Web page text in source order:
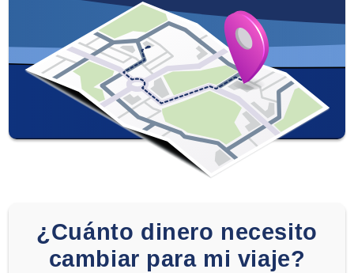
¿Cuánto dinero necesito
cambiar para mi viaje?